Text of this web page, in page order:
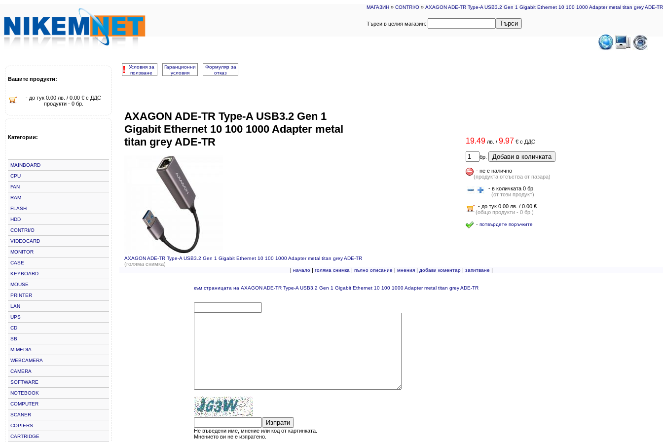
МАГАЗИН » CONTRI/O » AXAGON ADE-TR Type-A USB3.2 Gen 1 Gigabit Ethernet 10 100 1000 Adapter metal titan grey ADE-TR
Търси в целия магазин: Търси
Вашите продукти:
- до тук 0.00 лв. / 0.00 € с ДДС
продукти - 0 бр.
Категории:
MAINBOARD
CPU
FAN
RAM
FLASH
HDD
CONTRI/O
VIDEOCARD
MONITOR
CASE
KEYBOARD
MOUSE
PRINTER
LAN
UPS
CD
SB
M-MEDIA
WEBCAMERA
CAMERA
SOFTWARE
NOTEBOOK
COMPUTER
SCANER
COPIERS
CARTRIDGE
!
Условия за
ползване
Гаранционни
условия
Формуляр за
отказ
AXAGON ADE-TR Type-A USB3.2 Gen 1
Gigabit Ethernet 10 100 1000 Adapter metal
titan grey ADE-TR
AXAGON ADE-TR Type-A USB3.2 Gen 1 Gigabit Ethernet 10 100 1000 Adapter metal titan grey ADE-TR
(голяма снимка)
19.49 лв. / 9.97 € с ДДС
бр. Добави в количката
- не е налично
(продукта отсъства от пазара)
- в количката 0 бр.
(от този продукт)
- до тук 0.00 лв. / 0.00 €
(общо продукти - 0 бр.)
- потвърдете поръчките
| начало| голяма снимка | пълно описание | мнения| добави коментар| запитване |
към страницата на AXAGON ADE-TR Type-A USB3.2 Gen 1 Gigabit Ethernet 10 100 1000 Adapter metal titan grey ADE-TR
Изпрати
Не въведени име, мнение или код от картинката.
Мнението ви не е изпратено.